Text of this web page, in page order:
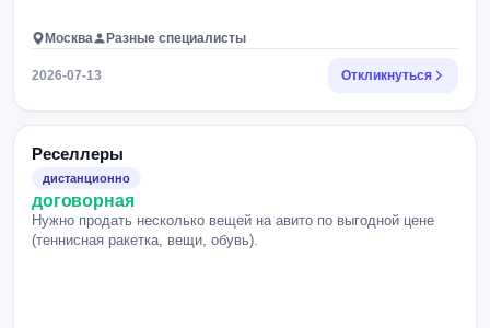
Москва Разные специалисты
2026-07-13 Откликнуться
Реселлеры
дистанционно
договорная
Нужно продать несколько вещей на авито по выгодной цене
(теннисная ракетка, вещи, обувь).